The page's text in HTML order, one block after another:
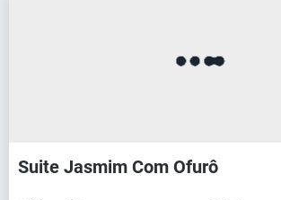
Suite Jasmim Com Ofurô